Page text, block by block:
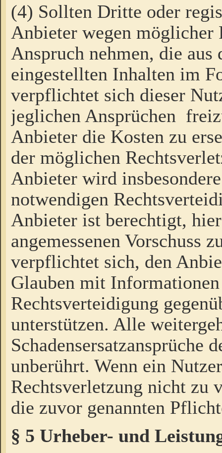
(4) Sollten Dritte oder
Anbieter wegen möglicher
Anspruch nehmen, die
eingestellten Inhalten im
verpflichtet sich dieser
jeglichen Ansprüchen
Anbieter die Kosten zu
der möglichen
Anbieter wird
notwendigen
Anbieter ist berechtigt,
angemessenen Vorschuss
verpflichtet sich, den
Glauben mit
Rechtsverteidigung
unterstützen. Alle
Schadensersatzansprüche
unberührt. Wenn ein
Rechtsverletzung nicht zu
die zuvor genannten
§ 5 Urheber- und